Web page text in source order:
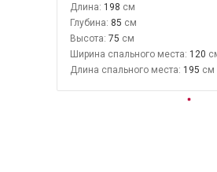
Длина: 198
Глубина: 85
Высота: 75
Ширина спального места: 120
Длина спального места: 195